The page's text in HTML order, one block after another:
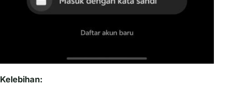
Kelebihan: